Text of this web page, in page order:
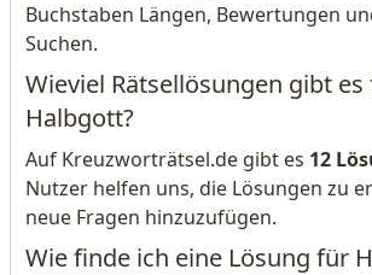
Buchstaben Längen, Bewertungen
Suchen.
Wieviel Rätsellösungen gibt
Halbgott?
Auf Kreuzworträtsel.de gibt es 12
Nutzer helfen uns, die Lösungen zu
neue Fragen hinzuzufügen.
Wie finde ich eine Lösung für